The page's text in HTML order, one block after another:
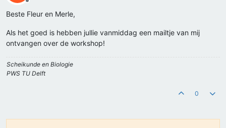
Offline
Beste Fleur en Merle,
Als het goed is hebben jullie vanmiddag een mailtje van mij
ontvangen over de workshop!
Scheikunde en Biologie
PWS TU Delft
0